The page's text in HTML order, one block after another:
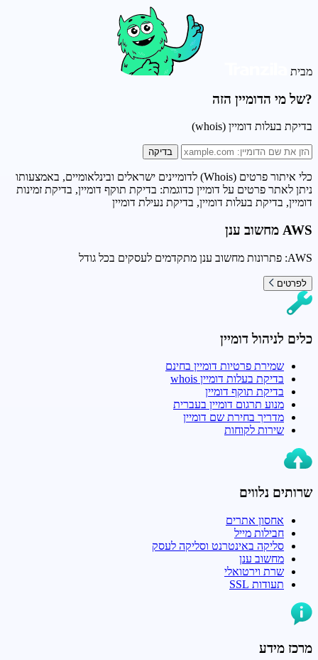
מבית
?של מי הדומיין הזה
בדיקת בעלות דומיין (whois)
בדיקה
כלי איתור פרטים (Whois) לדומיינים ישראלים ובינלאומיים, באמצעותו
ניתן לאתר פרטים על דומיין כדוגמת: בדיקת תוקף דומיין, בדיקת זמינות
דומיין, בדיקת בעלות דומיין, בדיקת נעילת דומיין
AWS מחשוב ענן
AWS: פתרונות מחשוב ענן מתקדמים לעסקים בכל גודל
לפרטים
כלים לניהול דומיין
שמירת פרטיות דומיין בחינם
בדיקת בעלות דומיין whois
בדיקת תוקף דומיין
מנוע תרגום דומיין בעברית
מדריך בחירת שם דומיין
שירות לקוחות
שרותים נלווים
אחסון אתרים
חבילות מייל
סליקה באינטרנט וסליקה לעסק
מחשוב ענן
שרת וירטואלי
תעודות SSL
מרכז מידע